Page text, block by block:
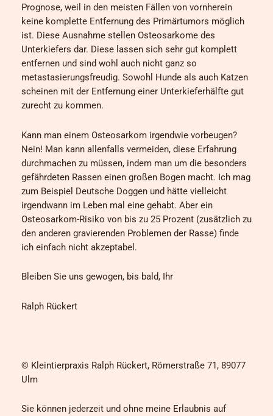
Prognose, weil in den meisten Fällen von vornherein
keine komplette Entfernung des Primärtumors möglich
ist. Diese Ausnahme stellen Osteosarkome des
Unterkiefers dar. Diese lassen sich sehr gut komplett
entfernen und sind wohl auch nicht ganz so
metastasierungsfreudig. Sowohl Hunde als auch Katzen
scheinen mit der Entfernung einer Unterkieferhälfte gut
zurecht zu kommen.
Kann man einem Osteosarkom irgendwie vorbeugen?
Nein! Man kann allenfalls vermeiden, diese Erfahrung
durchmachen zu müssen, indem man um die besonders
gefährdeten Rassen einen großen Bogen macht. Ich mag
zum Beispiel Deutsche Doggen und hätte vielleicht
irgendwann im Leben mal eine gehabt. Aber ein
Osteosarkom-Risiko von bis zu 25 Prozent (zusätzlich zu
den anderen gravierenden Problemen der Rasse) finde
ich einfach nicht akzeptabel.
Bleiben Sie uns gewogen, bis bald, Ihr
Ralph Rückert
© Kleintierpraxis Ralph Rückert, Römerstraße 71, 89077
Ulm
Sie können jederzeit und ohne meine Erlaubnis auf